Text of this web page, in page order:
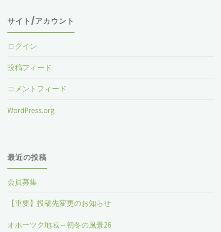
サイト/アカウント
ログイン
投稿フィード
コメントフィード
WordPress.org
最近の投稿
会員募集
【重要】投稿先変更のお知らせ
オホーツク地域～初冬の風景26